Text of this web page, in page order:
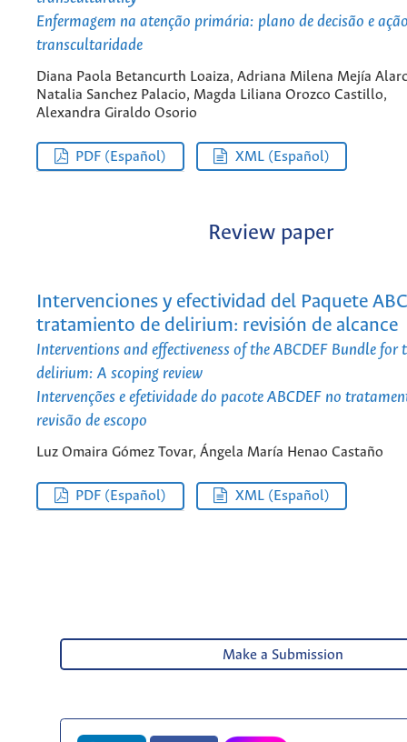
Enfermagem na atenção primária: plano de decisão e
transcultaridade
Diana Paola Betancurth Loaiza, Adriana Milena Mejía
Natalia Sanchez Palacio, Magda Liliana Orozco Castillo,
Alexandra Giraldo Osorio
PDF (Español) XML (Español)
Review paper
Intervenciones y efectividad del Paquete
tratamiento de delirium: revisión de alcance
Interventions and effectiveness of the ABCDEF Bundle for
delirium: A scoping review
Intervenções e efetividade do pacote ABCDEF no
revisão de escopo
Luz Omaira Gómez Tovar, Ángela María Henao Castaño
PDF (Español) XML (Español)
Make a Submission